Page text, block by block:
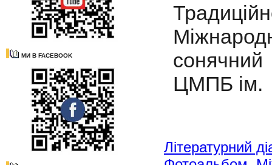
МИ В FACEBOOK
сонячний
ЦМПБ ім.
Літературний